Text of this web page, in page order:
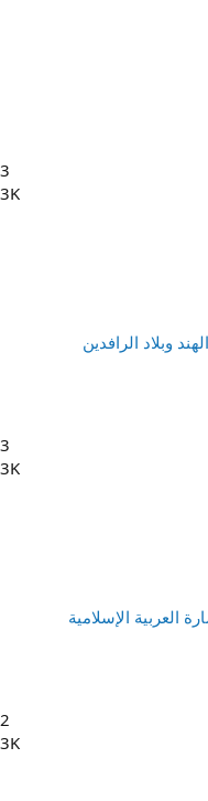
3
3K
وبلاد الرافدين
3
3K
العربية الإسلامية
2
3K